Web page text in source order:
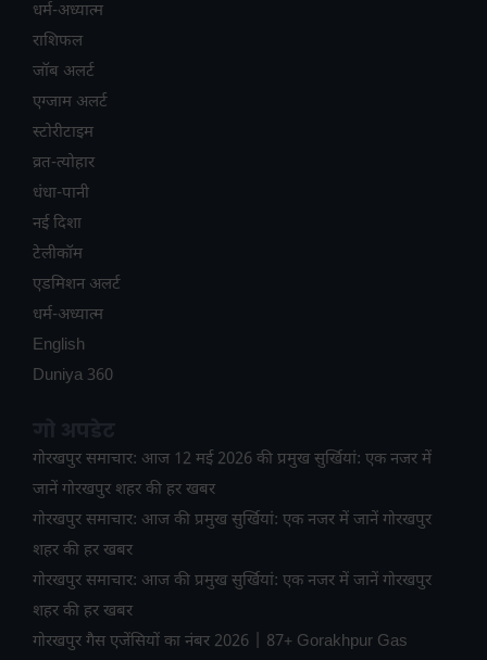
धर्म-अध्यात्म
राशिफल
जॉब अलर्ट
एग्जाम अलर्ट
स्टोरीटाइम
व्रत-त्योहार
धंधा-पानी
नई दिशा
टेलीकॉम
ए​डमिशन अलर्ट
धर्म-अध्यात्म
English
Duniya 360
गोरखपुर समाचार: आज 12 मई 2026 की प्रमुख सुर्खियां: एक नजर में
जानें गोरखपुर शहर की हर खबर
गोरखपुर समाचार: आज की प्रमुख सुर्खियां: एक नजर में जानें गोरखपुर
शहर की हर खबर
गोरखपुर समाचार: आज की प्रमुख सुर्खियां: एक नजर में जानें गोरखपुर
शहर की हर खबर
गोरखपुर गैस एजेंसियों का नंबर 2026 | 87+ Gorakhpur Gas